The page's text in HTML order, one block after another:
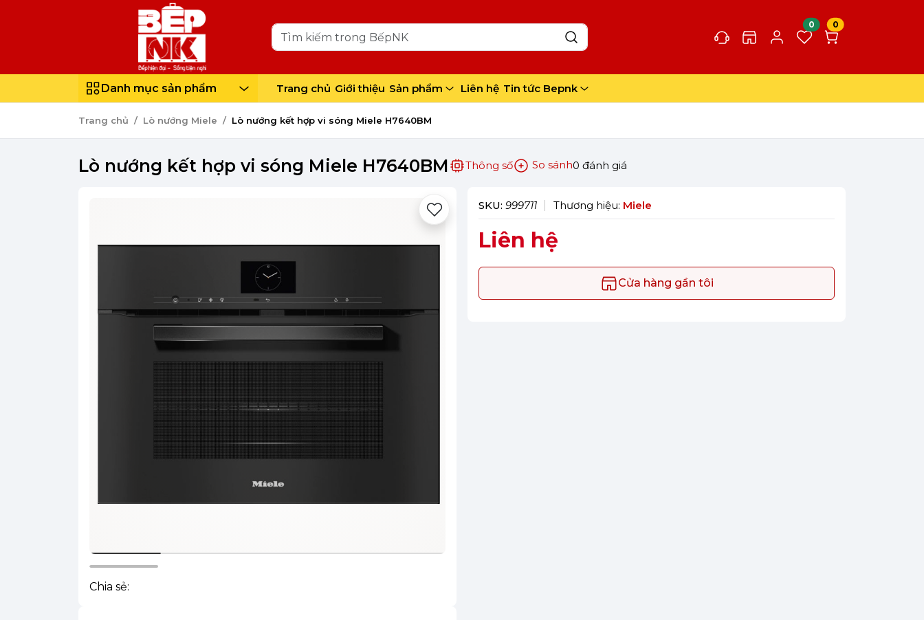
0 0
Danh mục sản phẩm Trang chủ Giới thiệu Sản phẩm Liên hệ Tin tức Bepnk
Trang chủ Lò nướng Miele Lò nướng kết hợp vi sóng Miele H7640BM
Lò nướng kết hợp vi sóng Miele H7640BM Thông số So sánh0 đánh giá
Chia sẻ:
SKU: 999711 Thương hiệu: Miele
Liên hệ
Cửa hàng gần tôi